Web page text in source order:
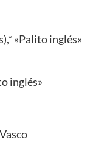
«Palito inglés»
inglés»